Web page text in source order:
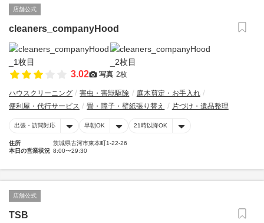
店舗公式
cleaners_companyHood
3.02 写真 2枚
ハウスクリーニング 害虫・害獣駆除
庭木剪定・お手入れ
便利屋・代行サービス
畳・障子・壁紙張り替え 片づけ・遺品整理
出張・訪問対応 早朝OK 21時以降OK
住所
茨城県古河市東本町1-22-26
本日の営業状況 8:00〜29:30
店舗公式
TSB